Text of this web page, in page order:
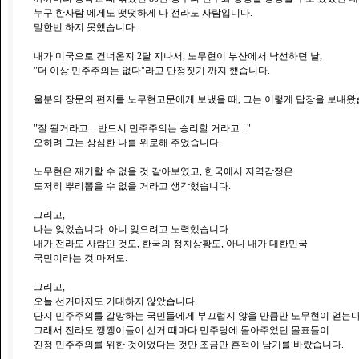
누구 한사람 에게도 떳떳하게 나 전라도 사람입니다.
말한번 하지 못했습니다.
내가 미국으로 건너온지 2달 지나서, 노무현이 부산에서 낙선하던 날,
"더 이상 민주주의는 없다"라고 단정짓기 까지 했습니다.
울분의 장문의 편지를 노무현고문에게 보냈을 때, 그는 이렇게 답장을 보내왔
"잘 될거라고... 반드시 민주주의는 승리할 거라고..."
오히려 그는 상심한 나를 위로해 주었습니다.
노무현은 재기할 수 없을 것 같아보였고, 한국에서 지역감정은
도저히 뿌리뽑을 수 없을 거라고 생각했습니다.
그리고,
나는 잊었습니다. 아니 잊으려고 노력했습니다.
내가 전라도 사람인 것도, 한국의 정치상황도, 아니 내가 대한민국
국민이라는 것 마저도.
그리고,
오늘 선거마저도 기대하지 않았습니다.
단지 민주주의를 갈망하는 국민들에게 부끄럽지 않을 만큼만 노무현이 얻는
그래서 전라도 깽깽이들이 선거 때마다 민주당에 몰아주었던 몰표들이
진정 민주주의를 위한 것이었다는 것만 조금만 흔적이 남기를 바랐습니다.